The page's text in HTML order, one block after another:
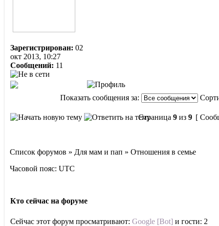
Зарегистрирован: 02
окт 2013, 10:27
Сообщений: 11
Показать сообщения за:
Страница 9 из 9 [
Список форумов » Для мам и пап » Отношения в семье
Часовой пояс: UTC
Кто сейчас на форуме
Сейчас этот форум просматривают: Google [Bot] и гости: 2